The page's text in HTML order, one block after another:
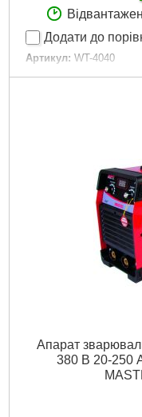
Додати до
Артикул: WT-4040
Код товару: 28.02.79
Споживана
Струм зварювання:
0,035855 куб.м
Апарат
380 В 20-250